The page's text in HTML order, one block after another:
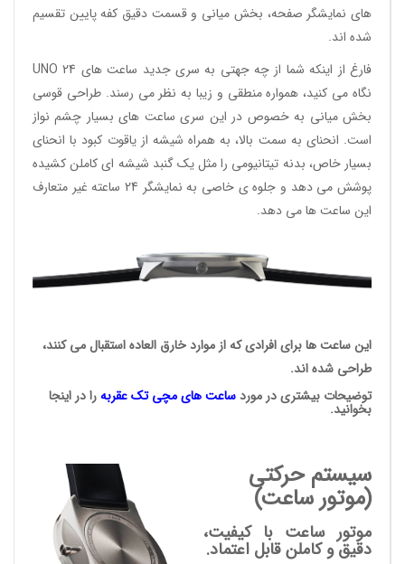
های نمایشگر صفحه، بخش میانی و قسمت دقیق کفه پایین تقسیم
شده اند.
فارغ از اینکه شما از چه جهتی به سری جدید ساعت های UNO 24
نگاه می کنید، همواره منطقی و زیبا به نظر می رسند. طراحی قوسی
بخش میانی به خصوص در این سری ساعت های بسیار چشم نواز
است. انحنای به سمت بالا، به همراه شیشه از یاقوت کبود با انحنای
بسیار خاص، بدنه تیتانیومی را مثل یک گنبد شیشه ای کاملن کشیده
پوشش می دهد و جلوه ی خاصی به نمایشگر 24 ساعته غیر متعارف
این ساعت ها می دهد.
این ساعت ها برای افرادی که از موارد خارق العاده استقبال می کنند،
طراحی شده اند.
توضیحات بیشتری در موردساعت های مچی تک عقربهرا در اینجا
بخوانید.
سیستم حرکتی
(موتور ساعت)
موتور ساعت با کیفیت،
دقیق و کاملن قابل اعتماد.